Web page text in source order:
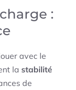
:
avec le
la stabilité
de